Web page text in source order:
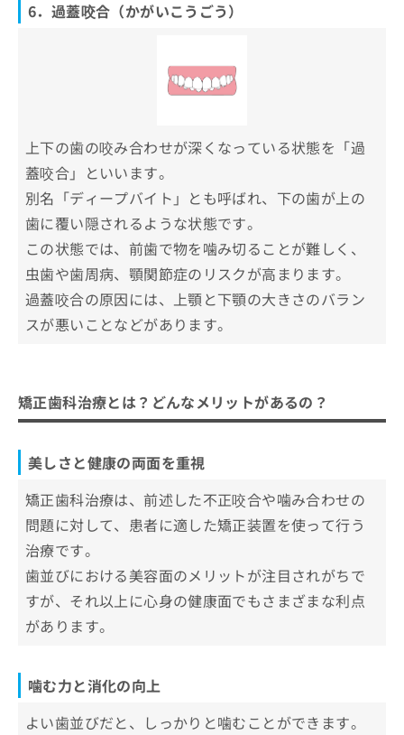
6．過蓋咬合（かがいこうごう）
上下の歯の咬み合わせが深くなっている状態を「過
蓋咬合」といいます。
別名「ディープバイト」とも呼ばれ、下の歯が上の
歯に覆い隠されるような状態です。
この状態では、前歯で物を噛み切ることが難しく、
虫歯や歯周病、顎関節症のリスクが高まります。
過蓋咬合の原因には、上顎と下顎の大きさのバラン
スが悪いことなどがあります。
矯正歯科治療とは？どんなメリットがあるの？
美しさと健康の両面を重視
矯正歯科治療は、前述した不正咬合や噛み合わせの
問題に対して、患者に適した矯正装置を使って行う
治療です。
歯並びにおける美容面のメリットが注目されがちで
すが、それ以上に心身の健康面でもさまざまな利点
があります。
噛む力と消化の向上
よい歯並びだと、しっかりと噛むことができます。